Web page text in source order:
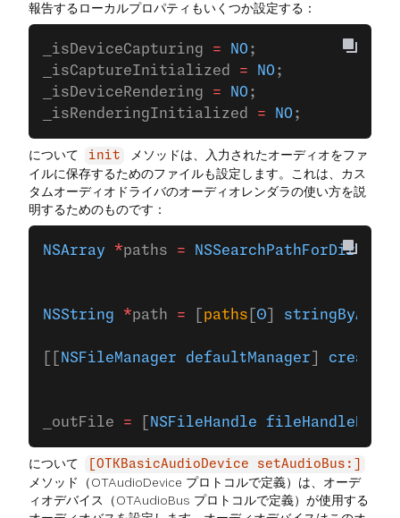
報告するローカルプロパティもいくつか設定する：
_isDeviceCapturing = NO ;
_isCaptureInitialized = NO ;
_isDeviceRendering = NO ;
_isRenderingInitialized = NO ;
について init
メソッドは、入力されたオーディオをファ
イルに保存するためのファイルも設定します。これは、カス
タムオーディオドライバのオーディオレンダラの使い方を説
明するためのものです：
NSArray *paths =
NSString *path = paths 0
NSFileManager defaultManager
_outFile = NSFileHandle
について [OTKBasicAudioDevice setAudioBus:]
メソッド（OTAudioDevice プロトコルで定義）は、オーデ
ィオデバイス（OTAudioBus プロトコルで定義）が使用する